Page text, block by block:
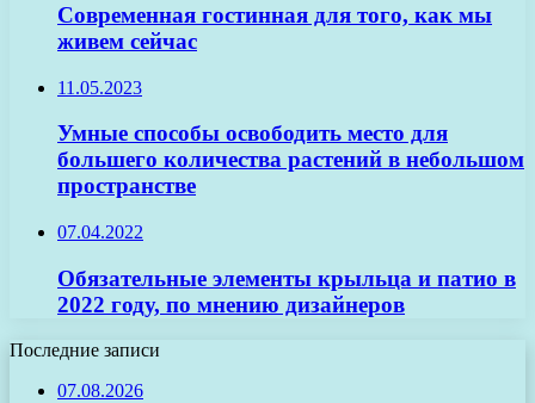
Современная гостинная для того, как мы
живем сейчас
11.05.2023
Умные способы освободить место для
большего количества растений в небольшом
пространстве
07.04.2022
Обязательные элементы крыльца и патио в
2022 году, по мнению дизайнеров
Последние записи
07.08.2026